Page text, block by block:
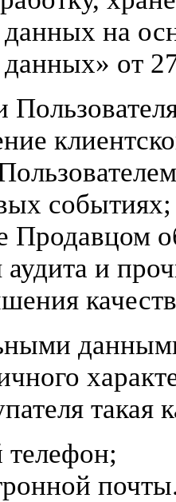
данных на
от
событиях;
и
такая